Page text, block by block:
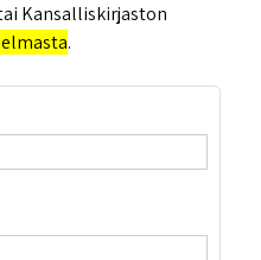
Kansalliskirjaston
.